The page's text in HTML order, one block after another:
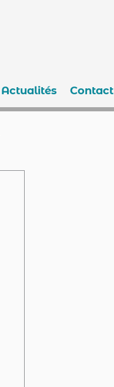
Actualités Contact